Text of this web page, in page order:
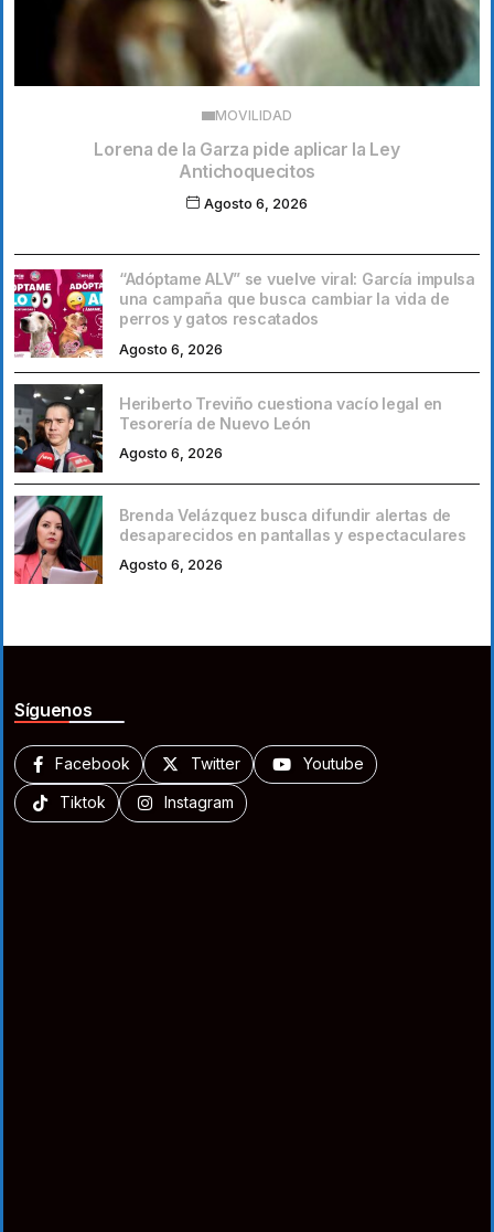
MOVILIDAD
Lorena de la Garza pide aplicar la Ley
Antichoquecitos
Agosto 6, 2026
“Adóptame ALV” se vuelve viral: García impulsa
una campaña que busca cambiar la vida de
perros y gatos rescatados
Agosto 6, 2026
Heriberto Treviño cuestiona vacío legal en
Tesorería de Nuevo León
Agosto 6, 2026
Brenda Velázquez busca difundir alertas de
desaparecidos en pantallas y espectaculares
Agosto 6, 2026
Síguenos
Facebook Twitter Youtube
Tiktok Instagram